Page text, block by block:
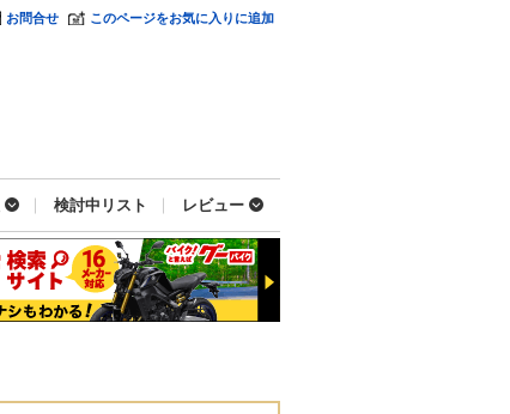
お問合せ このページをお気に入りに追加
検討中リスト レビュー